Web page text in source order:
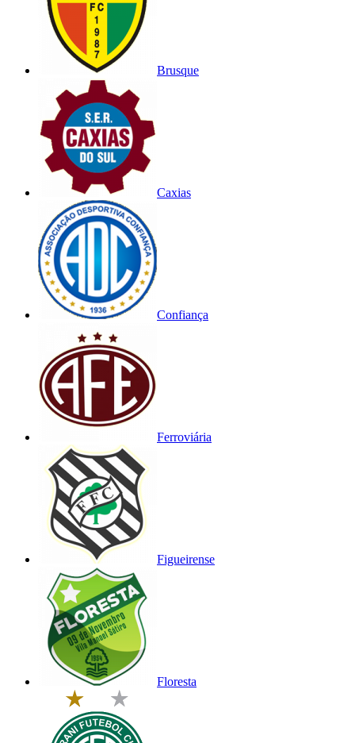
Brusque
Caxias
Confiança
Ferroviária
Figueirense
Floresta